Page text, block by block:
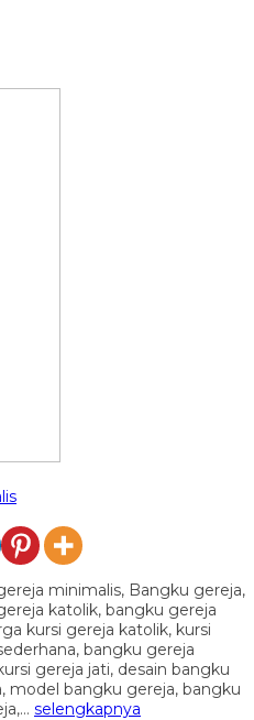
minimalis, Bangku gereja,
katolik, bangku gereja
kursi gereja katolik, kursi
bangku gereja
gereja jati, desain bangku
model bangku gereja, bangku
selengkapnya